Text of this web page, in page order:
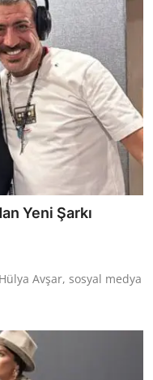
Yeni Şarkı
Avşar, sosyal medya